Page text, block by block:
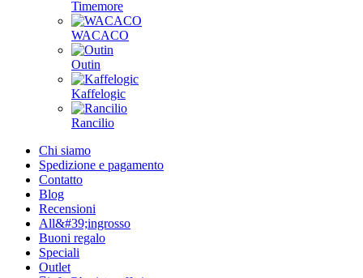
Timemore
WACACO
Outin
Kaffelogic
Rancilio
Chi siamo
Spedizione e pagamento
Contatto
Blog
Recensioni
All&#39;ingrosso
Buoni regalo
Speciali
Outlet